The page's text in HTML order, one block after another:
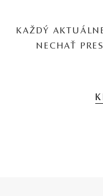
KAŽDÝ
NECHAŤ